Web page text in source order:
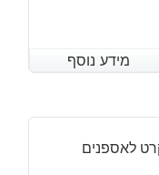
מידע נוסף
מידע נוסף